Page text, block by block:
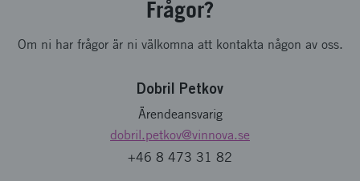
Frågor?
Om ni har frågor är ni välkomna att kontakta någon av oss.
Dobril Petkov
Ärendeansvarig
dobril.petkov@vinnova.se
+46 8 473 31 82